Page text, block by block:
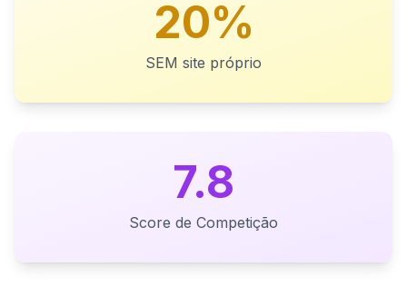
20%
SEM site próprio
7.8
Score de Competição